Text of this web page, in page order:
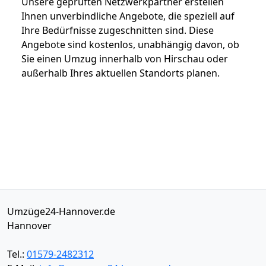
Ihnen unverbindliche Angebote, die speziell auf
Ihre Bedürfnisse zugeschnitten sind. Diese
Angebote sind kostenlos, unabhängig davon, ob
Sie einen Umzug innerhalb von Hirschau oder
außerhalb Ihres aktuellen Standorts planen.
Umzüge24-Hannover.de
Hannover
Tel.: 01579-2482312